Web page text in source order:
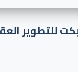
للتطوير